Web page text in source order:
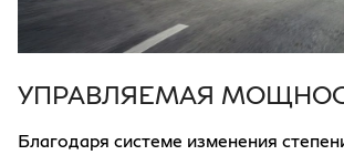
УПРАВЛЯЕМАЯ
Благодаря системе изменения